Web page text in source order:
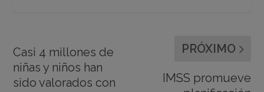
Casi 4 millones de
niñas y niños han
sido valorados con
PRÓXIMO
IMSS promueve